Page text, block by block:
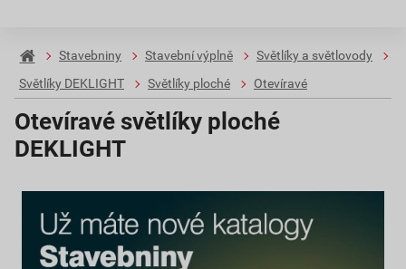
Stavebniny Stavební výplně
Světlíky a světlovody
Světlíky DEKLIGHT
Světlíky ploché Otevíravé
Otevíravé světlíky ploché
DEKLIGHT